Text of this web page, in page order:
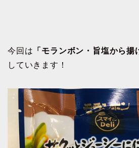
今回は 「モランボン・旨塩から揚
していきます！